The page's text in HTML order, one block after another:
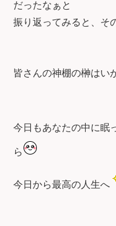
だったなぁと
振り返ってみると、そ
皆さんの神棚の榊はい
今日もあなたの中に眠
ら
今日から最高の人生へ